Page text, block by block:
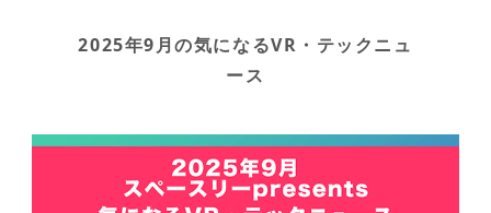
2025年9月の気になるVR・テックニュ
ース